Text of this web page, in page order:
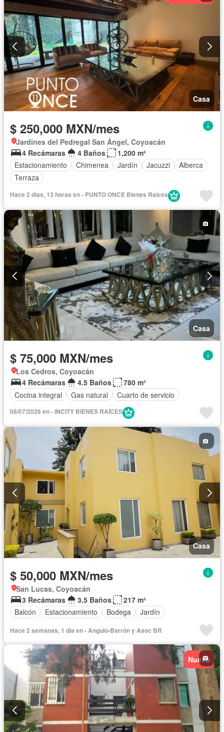
Casa
$ 250,000 MXN/mes
Jardines del Pedregal San Ángel, Coyoacán
4 Recámaras
4 Baños
1,200 m²
Estacionamiento
Chimenea Jardín Jacuzzi
Alberca
Terraza
Hace 2 días, 13 horas en - PUNTO ONCE Bienes Raíces
Casa
$ 75,000 MXN/mes
Los Cedros, Coyoacán
4 Recámaras
4.5 Baños
780 m²
Cocina integral
Gas natural Cuarto de servicio
08/07/2026 en - INCITY BIENES RAÍCES
Casa
$ 50,000 MXN/mes
San Lucas, Coyoacán
3 Recámaras
3.5 Baños
217 m²
Balcón
Estacionamiento Bodega Jardín
Hace 2 semanas, 1 día en - Angulo-Barrón y Asoc BR
Nuevo